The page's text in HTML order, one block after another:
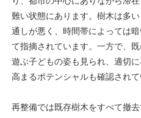
難い状態にあります。樹木は多
通しが悪く、時間帯によっては
て指摘されています。一方で、
遊ぶ子どもの姿も見られ、適切
高まるポテンシャルも確認されて
再整備では既存樹木をすべて撤